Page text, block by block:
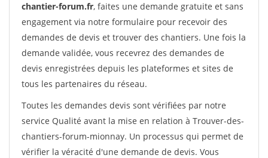
chantier-forum.fr, faites une demande gratuite et sans
engagement via notre formulaire pour recevoir des
demandes de devis et trouver des chantiers. Une fois la
demande validée, vous recevrez des demandes de
devis enregistrées depuis les plateformes et sites de
tous les partenaires du réseau.
Toutes les demandes devis sont vérifiées par notre
service Qualité avant la mise en relation à Trouver-des-
chantiers-forum-mionnay. Un processus qui permet de
vérifier la véracité d'une demande de devis. Vous